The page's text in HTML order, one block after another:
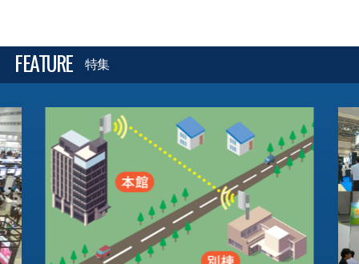
FEATURE 特集